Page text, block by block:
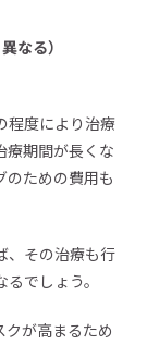
なる）
程度により治療
療期間が長くな
のための費用も
、その治療も行
でしょう。
が高まるため